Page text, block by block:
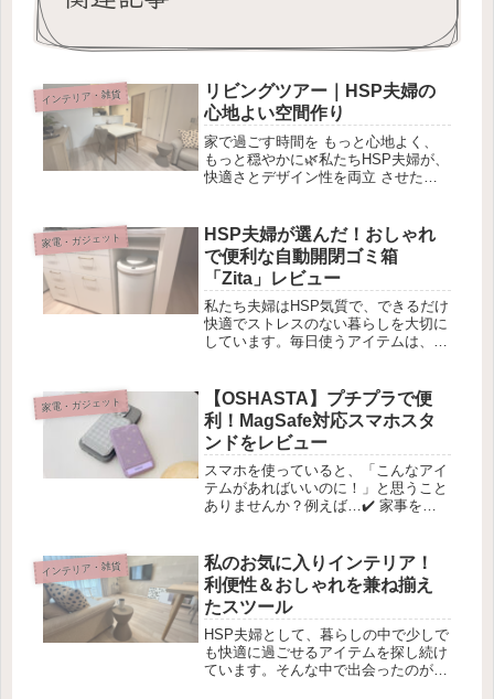
インテリア・雑貨
リビングツアー｜HSP夫婦の
心地よい空間作り
家で過ごす時間を もっと心地よく、
もっと穏やかに🌿私たちHSP夫婦が、
快適さとデザイン性を両立 させたリ
た、 ほっと落ち着ける空間づくり の
こだわりを詰め込みました。リ...
家電・ガジェット
HSP夫婦が選んだ！おしゃれ
で便利な自動開閉ゴミ箱
「Zita」レビュー
私たち夫婦はHSP気質で、できるだけ
快適でストレスのない暮らしを大切に
しています。毎日使うアイテムは、ち
が、自動開閉式のゴミ箱 「Zita」 で
す。「おしゃれで機能的なゴミ箱が...
家電・ガジェット
【OSHASTA】プチプラで便
利！MagSafe対応スマホスタ
ンドをレビュー
スマホを使っていると、「こんなアイ
テムがあればいいのに！」と思うこと
ありませんか？例えば…✔️ 家事をし
MagSafe対応でスタイリッシュなもの
が欲しい📱そんな時に見つけた...
インテリア・雑貨
私のお気に入りインテリア！
利便性＆おしゃれを兼ね揃え
たスツール
HSP夫婦として、暮らしの中で少しで
も快適に過ごせるアイテムを探し続け
ています。そんな中で出会ったのが